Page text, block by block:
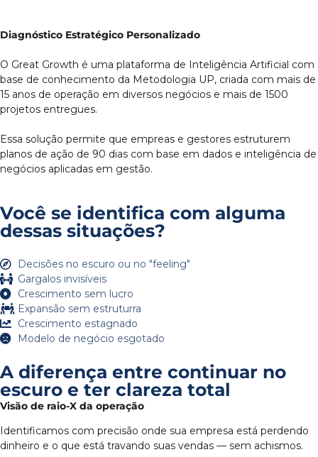
Diagnóstico Estratégico Personalizado
O Great Growth é uma plataforma de Inteligência Artificial com
base de conhecimento da Metodologia UP, criada com mais de
15 anos de operação em diversos negócios e mais de 1500
projetos entregues.
Essa solução permite que empreas e gestores estruturem
planos de ação de 90 dias com base em dados e inteligência de
negócios aplicadas em gestão.
Você se identifica com alguma
dessas situações?
Decisões no escuro ou no "feeling"
Gargalos invisíveis
Crescimento sem lucro
Expansão sem estruturra
Crescimento estagnado
Modelo de negócio esgotado
A diferença entre continuar no
escuro e ter clareza total
Visão de raio-X da operação
Identificamos com precisão onde sua empresa está perdendo
dinheiro e o que está travando suas vendas — sem achismos.